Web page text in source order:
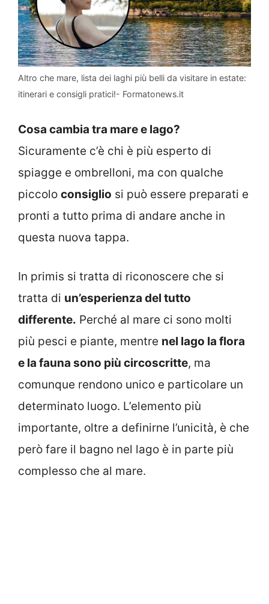
Altro che mare, lista dei laghi più belli da visitare in estate:
itinerari e consigli pratici!- Formatonews.it
Cosa cambia tra mare e lago?
Sicuramente c’è chi è più esperto di
spiagge e ombrelloni, ma con qualche
piccolo consiglio si può essere preparati e
pronti a tutto prima di andare anche in
questa nuova tappa.
In primis si tratta di riconoscere che si
tratta di un’esperienza del tutto
differente. Perché al mare ci sono molti
più pesci e piante, mentre nel lago la flora
e la fauna sono più circoscritte, ma
comunque rendono unico e particolare un
determinato luogo. L’elemento più
importante, oltre a definirne l’unicità, è che
però fare il bagno nel lago è in parte più
complesso che al mare.